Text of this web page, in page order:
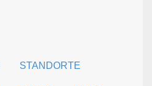
STANDORTE